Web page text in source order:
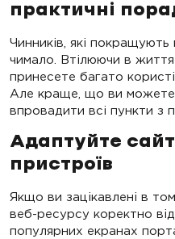
практичні
Чинників, які покращують
чимало. Втілюючи в
принесете багато
Але краще, що ви можете
впровадити всі пункти з
Адаптуйте
пристроїв
Якщо ви зацікавлені в
веб-ресурсу коректно
популярних екранах